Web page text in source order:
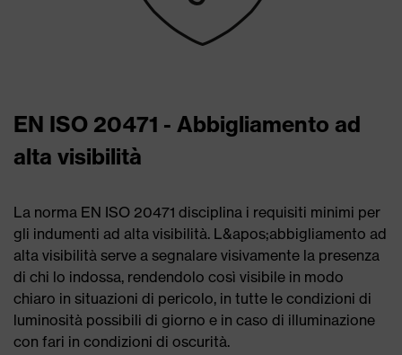
EN ISO 20471 - Abbigliamento ad
alta visibilità
La norma EN ISO 20471 disciplina i requisiti minimi per
gli indumenti ad alta visibilità. L&apos;abbigliamento ad
alta visibilità serve a segnalare visivamente la presenza
di chi lo indossa, rendendolo così visibile in modo
chiaro in situazioni di pericolo, in tutte le condizioni di
luminosità possibili di giorno e in caso di illuminazione
con fari in condizioni di oscurità.